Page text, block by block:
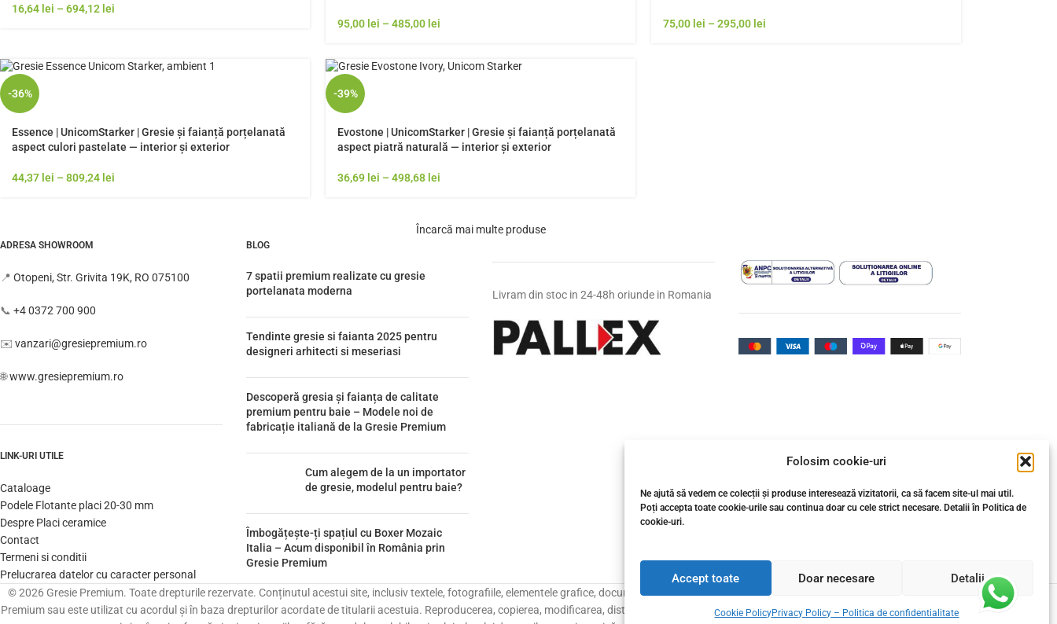
Folosim cookie-uri
Ne ajută să vedem ce colecții și produse interesează vizitatorii, ca să facem site-ul mai util.
Poți accepta toate cookie-urile sau continua doar cu cele strict necesare. Detalii în Politica de
cookie-uri.
Accept toate Doar necesare Detalii
Cookie PolicyPrivacy Policy – Politica de confidentialitate
16,64 lei – 694,12 lei
95,00 lei – 485,00 lei 75,00 lei – 295,00 lei
-36%
Essence | UnicomStarker | Gresie și faianță porțelanată
aspect culori pastelate — interior și exterior
44,37 lei – 809,24 lei
-39%
Evostone | UnicomStarker | Gresie și faianță porțelanată
aspect piatră naturală — interior și exterior
36,69 lei – 498,68 lei
Încarcă mai multe produse
ADRESA SHOWROOM
📍 Otopeni, Str. Grivita 19K, RO 075100
📞 +4 0372 700 900
✉️ vanzari@gresiepremium.ro
🌐www.gresiepremium.ro
LINK-URI UTILE
Cataloage
Podele Flotante placi 20-30 mm
Despre Placi ceramice
Contact
Termeni si conditii
Prelucrarea datelor cu caracter personal
BLOG
7 spatii premium realizate cu gresie
portelanata moderna
Tendinte gresie si faianta 2025 pentru
designeri arhitecti si meseriasi
Descoperă gresia și faianța de calitate
premium pentru baie – Modele noi de
fabricație italiană de la Gresie Premium
Cum alegem de la un importator
de gresie, modelul pentru baie?
Îmbogățește-ți spațiul cu Boxer Mozaic
Italia – Acum disponibil în România prin
Gresie Premium
Livram din stoc in 24-48h oriunde in Romania
© 2026 Gresie Premium. Toate drepturile rezervate. Conținutul acestui site, inclusiv textele, fotografiile, elementele grafice, documentația, cataloagele și materialele tehnice, este proprietatea Gresie
Premium sau este utilizat cu acordul și în baza drepturilor acordate de titularii acestuia. Reproducerea, copierea, modificarea, distribuirea, publicarea sau utilizarea, integrală ori parțială, a conținutului